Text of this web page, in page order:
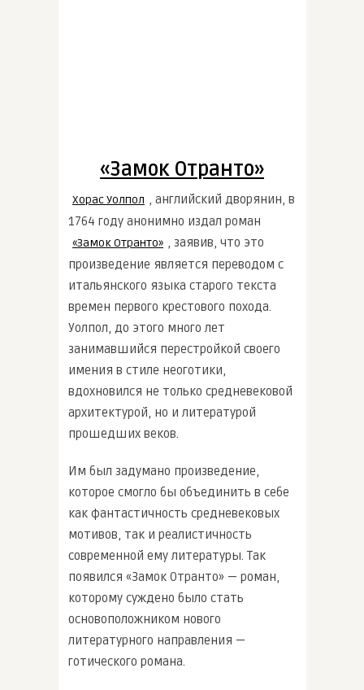
«Замок Отранто»
Хорас Уолпол , английский дворянин, в
1764 году анонимно издал роман
«Замок Отранто» , заявив, что это
произведение является переводом с
итальянского языка старого текста
времен первого крестового похода.
Уолпол, до этого много лет
занимавшийся перестройкой своего
имения в стиле неоготики,
вдохновился не только средневековой
архитектурой, но и литературой
прошедших веков.
Им был задумано произведение,
которое смогло бы объединить в себе
как фантастичность средневековых
мотивов, так и реалистичность
современной ему литературы. Так
появился «Замок Отранто» — роман,
которому суждено было стать
основоположником нового
литературного направления —
готического романа.